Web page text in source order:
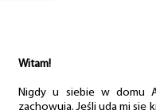
Witam!
Nigdy u siebie w domu
zachowują. Jeśli uda mi się